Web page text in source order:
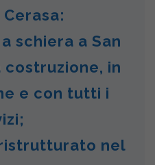
schiera a San
costruzione, in
e con tutti i
nel